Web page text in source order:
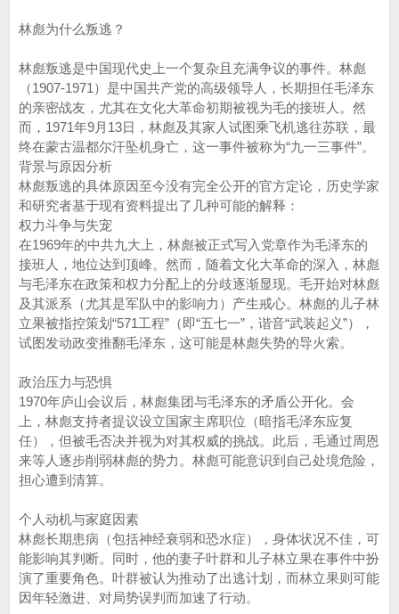
林彪为什么叛逃？
林彪叛逃是中国现代史上一个复杂且充满争议的事件。林彪
（1907-1971）是中国共产党的高级领导人，长期担任毛泽东
的亲密战友，尤其在文化大革命初期被视为毛的接班人。然
而，1971年9月13日，林彪及其家人试图乘飞机逃往苏联，最
终在蒙古温都尔汗坠机身亡，这一事件被称为“九一三事件”。
背景与原因分析
林彪叛逃的具体原因至今没有完全公开的官方定论，历史学家
和研究者基于现有资料提出了几种可能的解释：
权力斗争与失宠
在1969年的中共九大上，林彪被正式写入党章作为毛泽东的
接班人，地位达到顶峰。然而，随着文化大革命的深入，林彪
与毛泽东在政策和权力分配上的分歧逐渐显现。毛开始对林彪
及其派系（尤其是军队中的影响力）产生戒心。林彪的儿子林
立果被指控策划“571工程”（即“五七一”，谐音“武装起义”），
试图发动政变推翻毛泽东，这可能是林彪失势的导火索。
政治压力与恐惧
1970年庐山会议后，林彪集团与毛泽东的矛盾公开化。会
上，林彪支持者提议设立国家主席职位（暗指毛泽东应复
任），但被毛否决并视为对其权威的挑战。此后，毛通过周恩
来等人逐步削弱林彪的势力。林彪可能意识到自己处境危险，
担心遭到清算。
个人动机与家庭因素
林彪长期患病（包括神经衰弱和恐水症），身体状况不佳，可
能影响其判断。同时，他的妻子叶群和儿子林立果在事件中扮
演了重要角色。叶群被认为推动了出逃计划，而林立果则可能
因年轻激进、对局势误判而加速了行动。